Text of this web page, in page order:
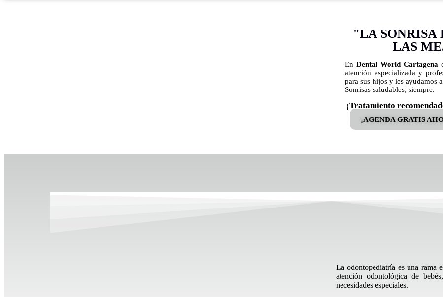
"LA SONRISA
LAS
EnDental World Cartagena
atención especializada y
para sus hijos y les ayudamos
Sonrisas saludables, siempre.
¡Tratamiento
¡AGENDA GRATIS
La odontopediatría es una rama
atención odontológica de
necesidades especiales.